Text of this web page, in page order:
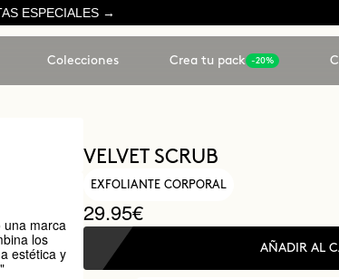
ESPECIALES →
Colecciones Crea tu pack -20%
una marca
los
estética y
VELVET SCRUB
EXFOLIANTE CORPORAL
29.95€
AÑADIR AL